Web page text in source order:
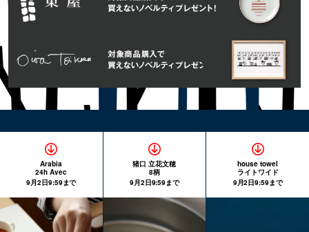
Arabia
24h Avec
9月2日9:59まで
猪口 立花文穂
8柄
9月2日9:59まで
house towel
ライトワイド
9月2日9:59まで